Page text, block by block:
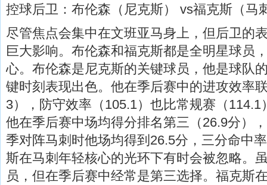
控球后卫：布伦森（尼克斯） vs福克斯（马
尽管焦点会集中在文班亚马身上，但后卫的
巨大影响。布伦森和福克斯都是全明星球员
心。布伦森是尼克斯的关键球员，他是球队
键时刻表现出色。他在季后赛中的进攻效率
3），防守效率（105.1）也比常规赛（114.1
他在季后赛中场均得分排名第三（26.9分）
季对阵马刺时他场均得到26.5分，三分命中
斯在马刺年轻核心的光环下有时会被忽略。
员，但在季后赛中经常是第三选择。福克斯